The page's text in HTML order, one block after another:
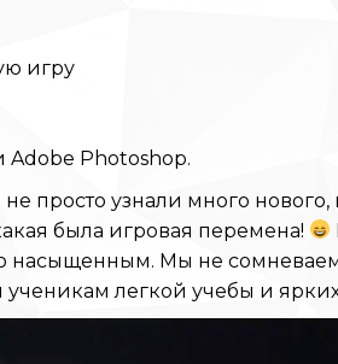
игру
Photoshop.
просто узнали много нового,
была игровая перемена!
насыщенным. Мы не
легкой учебы и